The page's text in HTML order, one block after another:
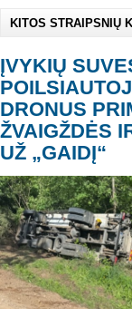
KITOS STRAIPSNIŲ
ĮVYKIŲ
DRONUS
ŽVAIGŽDĖS
UŽ „GAIDĮ“